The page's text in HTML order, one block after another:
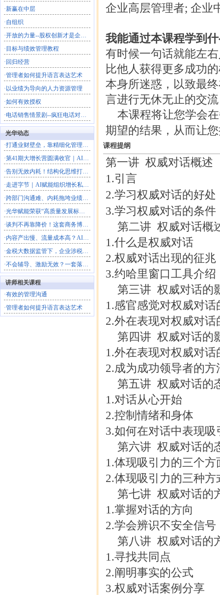
·新赢在中层
·自组织
·开放的力量--股权创新才是企业的终极共创
· 目标与绩效管理教程
· 回归经营
·管理者如何提升语言表达艺术
· 以业绩为导向的人力资源管理
·如何有效授权
·电话销售情景剧--疯狂电话对对碰
光华动态
·打通业财壁垒，靠精细化管理放大利润
·第41期大增长营圆满收官｜AI落地+科学经营双引擎，解锁
·告别无效内耗！结构化思维打造高效解题团队
·走进字节｜AI赋能组织增长私享会圆满落幕，解锁结构性增长
·跨部门沟通难、内耗拖垮业绩？这场沙盘课教你打通跨部门协作
·光华赋能荣获“高质量发展标杆型企业”
·谈判不再靠降价！这套商务博弈法，直接拿下大客户
·内容产出慢、流量成本高？AI一站式搭建自动化营销体系
·金税大数据监管下，企业涉税风险如何破局？
·不会辅导、激励无效？一套落地方法打造高绩效团队
讲师相关课程
·有效的管理沟通
·管理者如何提升语言表达艺术
企业高层管理者; 企业
我能通过本课程学到
有时候一句话就能左
比他人获得更多成功
本身所迷惑，以致最
言进行无休无止的交
本课程将让您学会
期望的结果，从而让
课程提纲
第一讲 权威对话概述
1.引言
2.学习权威对话的好处
3.学习权威对话的条件
第二讲 权威对话概
1.什么是权威对话
2.权威对话出现的征兆
3.约哈里窗口工具介绍
第三讲 权威对话的
1.感官感觉对权威对
2.外在表现对权威对
第四讲 权威对话的
1.外在表现对权威对
2.成为成功领导者的
第五讲 权威对话的
1.对话从心开始
2.控制情绪和身体
3.如何在对话中表现
第六讲 权威对话的
1.体现吸引力的三个
2.体现吸引力的三种
第七讲 权威对话的
1.掌握对话的方向
2.学会辨识不安全信号
第八讲 权威对话的
1.寻找共同点
2.阐明事实的公式
3.权威对话案例分享